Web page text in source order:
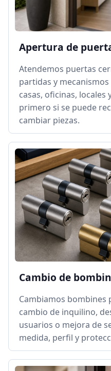
Apertura de
Atendemos puertas
partidas y
casas, oficinas, locales
primero si se puede
cambiar piezas.
Cambio de
Cambiamos bombines
cambio de inquilino,
usuarios o mejora de
medida, perfil y